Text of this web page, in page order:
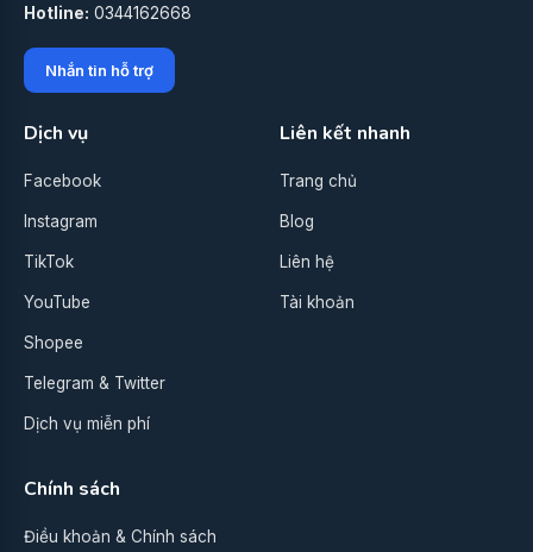
Hotline: 0344162668
Nhắn tin hỗ trợ
Dịch vụ
Facebook
Instagram
TikTok
YouTube
Shopee
Telegram & Twitter
Dịch vụ miễn phí
Liên kết nhanh
Trang chủ
Blog
Liên hệ
Tài khoản
Chính sách
Điều khoản & Chính sách